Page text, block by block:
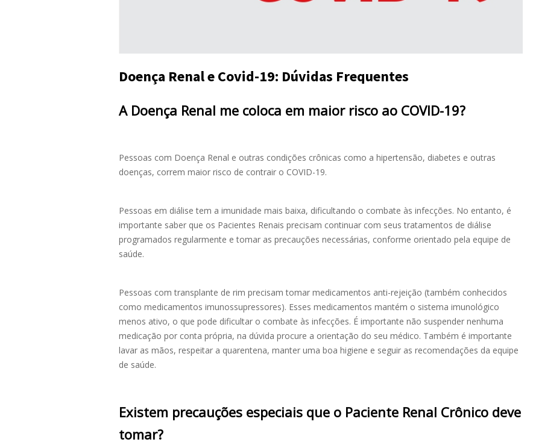
Doença Renal e Covid-19: Dúvidas Frequentes
A Doença Renal me coloca em maior risco ao COVID-19?
Pessoas com Doença Renal e outras condições crônicas como a hipertensão, diabetes e outras
doenças, correm maior risco de contrair o COVID-19.
Pessoas em diálise tem a imunidade mais baixa, dificultando o combate às infecções. No entanto, é
importante saber que os Pacientes Renais precisam continuar com seus tratamentos de diálise
programados regularmente e tomar as precauções necessárias, conforme orientado pela equipe de
saúde.
Pessoas com transplante de rim precisam tomar medicamentos anti-rejeição (também conhecidos
como medicamentos imunossupressores). Esses medicamentos mantém o sistema imunológico
menos ativo, o que pode dificultar o combate às infecções. É importante não suspender nenhuma
medicação por conta própria, na dúvida procure a orientação do seu médico. Também é importante
lavar as mãos, respeitar a quarentena, manter uma boa higiene e seguir as recomendações da equipe
de saúde.
Existem precauções especiais que o Paciente Renal Crônico deve
tomar?